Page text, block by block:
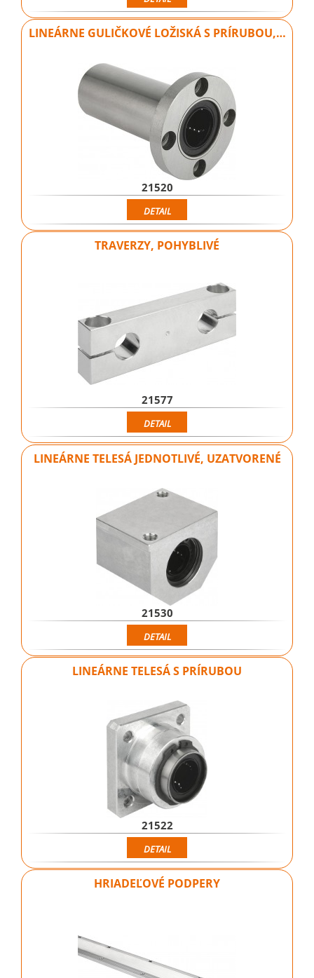
LINEÁRNE GULIČKOVÉ LOŽISKÁ S PRÍRUBOU,…
21520
DETAIL
TRAVERZY, POHYBLIVÉ
21577
DETAIL
LINEÁRNE TELESÁ JEDNOTLIVÉ, UZATVORENÉ
21530
DETAIL
LINEÁRNE TELESÁ S PRÍRUBOU
21522
DETAIL
HRIADEĽOVÉ PODPERY